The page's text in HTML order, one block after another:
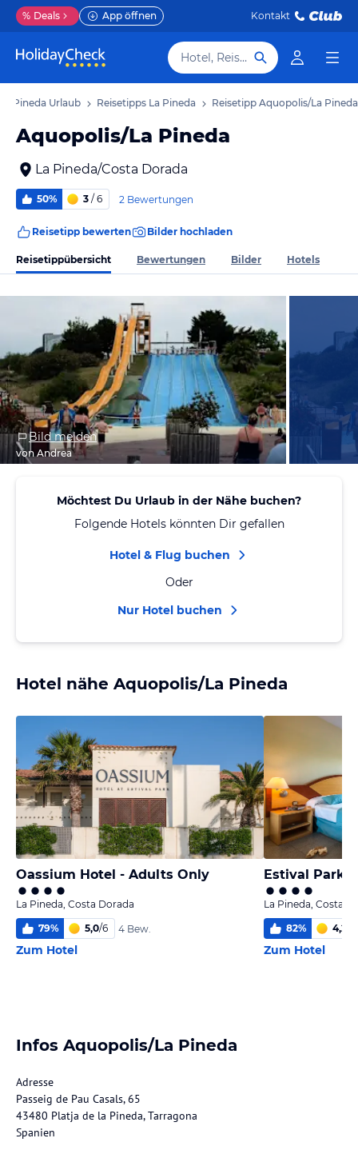
% Deals App öffnen Kontakt
Hotel, Reiseziel
La Pineda Urlaub Reisetipps La Pineda Reisetipp Aquopolis/La Pineda
Aquopolis/La Pineda
La Pineda/Costa Dorada
50% 3 / 6 2 Bewertungen
Reisetipp bewerten Bilder hochladen
Reisetippübersicht Bewertungen Bilder Hotels
Bild melden
von Andrea
Möchtest Du Urlaub in der Nähe buchen?
Folgende Hotels könnten Dir gefallen
Hotel & Flug buchen
Oder
Nur Hotel buchen
Hotel nähe Aquopolis/La Pineda
Oassium Hotel - Adults Only
La Pineda, Costa Dorada
79% 5,0/6 4 Bew.
Zum Hotel
Estival Park
La Pineda, Costa
82% 4,2
Zum Hotel
Infos Aquopolis/La Pineda
Adresse
Passeig de Pau Casals, 65
43480 Platja de la Pineda, Tarragona
Spanien